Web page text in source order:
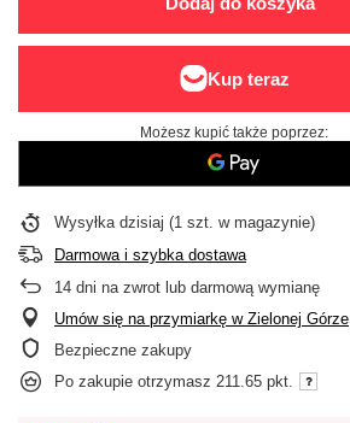
Możesz kupić także poprzez:
Wysyłka dzisiaj (1 szt. w magazynie)
Darmowa i szybka dostawa
14 dni na zwrot lub darmową wymianę
Umów się na przymiarkę w Zielonej Górze
Bezpieczne zakupy
Po zakupie otrzymasz 211.65 pkt.